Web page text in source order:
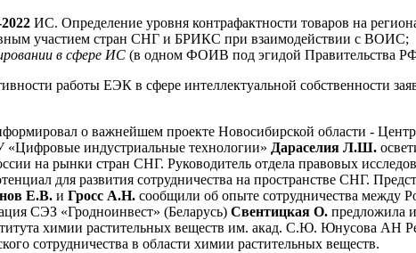
ИС. Определение уровня контрафактности товаров на
участием стран СНГ и БРИКС при взаимодействии с ВОИС;
в сфере ИС (в одном ФОИВ под эгидой Правительства
работы ЕЭК в сфере интеллектуальной собственности
о важнейшем проекте Новосибирской области -
индустриальные технологии» Дараселия Л.Ш.
на рынки стран СНГ. Руководитель отдела правовых
для развития сотрудничества на пространстве СНГ.
Е.В. и Гросс А.Н. сообщили об опыте сотрудничества между
СЭЗ «Гродноинвест» (Беларусь) Свентицкая О. предложила
химии растительных веществ им. акад. С.Ю. Юнусова АН
сотрудничества в области химии растительных веществ.